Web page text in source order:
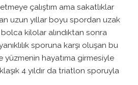
çalıştım ama sakatlıklar
uzun yıllar boyu spordan uzak
kilolar alındıktan sonra
sporuna karşı oluşan bu
hayatıma girmesiyle
4 yıldır da triatlon sporuyla